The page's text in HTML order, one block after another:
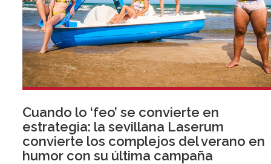
Cuando lo ‘feo’ se convierte en
estrategia: la sevillana Laserum
convierte los complejos del verano en
humor con su última campaña